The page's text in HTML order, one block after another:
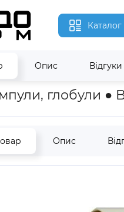
Каталог
Опис Відгуки
Бамбуса ● Bambusa
глобули ●
Опис